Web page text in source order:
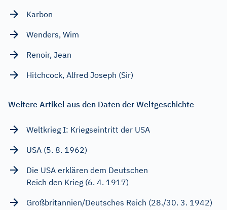
Karbon
Wenders, Wim
Renoir, Jean
Hitchcock, Alfred Joseph (Sir)
Weitere Artikel aus den Daten der Weltgeschichte
Weltkrieg I: Kriegseintritt der USA
USA (5. 8. 1962)
Die USA erklären dem Deutschen
Reich den Krieg (6. 4. 1917)
Großbritannien/Deutsches Reich (28./30. 3. 1942)